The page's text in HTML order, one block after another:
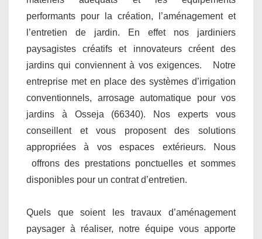
performants pour la création, l’aménagement et
l’entretien de jardin. En effet nos jardiniers
paysagistes créatifs et innovateurs créent des
jardins qui conviennent à vos exigences. Notre
entreprise met en place des systèmes d’irrigation
conventionnels, arrosage automatique pour vos
jardins à Osseja (66340). Nos experts vous
conseillent et vous proposent des solutions
appropriées à vos espaces extérieurs. Nous
offrons des prestations ponctuelles et sommes
disponibles pour un contrat d’entretien.
Quels que soient les travaux d’aménagement
paysager à réaliser, notre équipe vous apporte